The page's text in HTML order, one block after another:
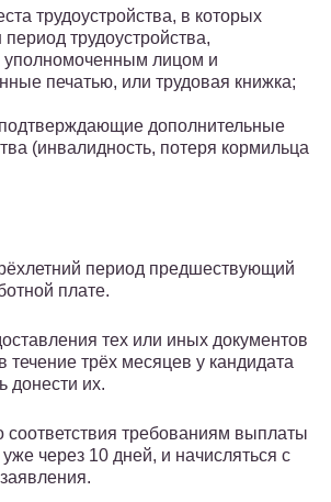
трудоустройства, в которых
период трудоустройства,
уполномоченным лицом и
печатью, или трудовая книжка;
дополнительные
(инвалидность, потеря кормильца
период предшествующий
плате.
тех или иных документов
течение трёх месяцев у кандидата
донести их.
соответствия требованиям выплаты
через 10 дней, и начисляться с